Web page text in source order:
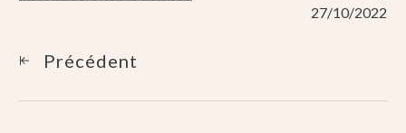
CONTACT
27/10/2022
Précédent